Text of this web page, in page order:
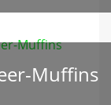
Muffins